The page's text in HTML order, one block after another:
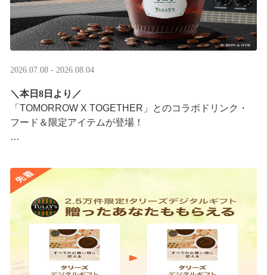
2026.07.08 - 2026.08.04
＼本日8日より／
「TOMORROW X TOGETHER」とのコラボドリンク・
フード＆限定アイテムが登場！